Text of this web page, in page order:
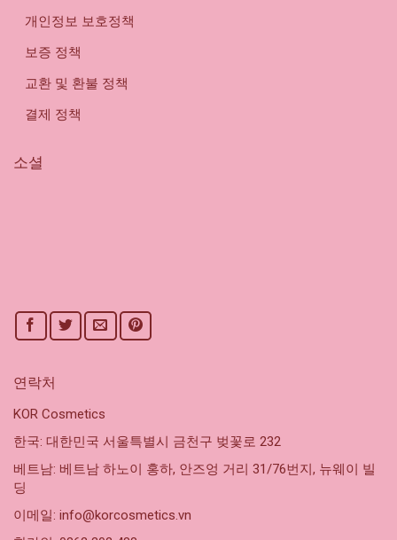
개인정보 보호정책
보증 정책
교환 및 환불 정책
결제 정책
소셜
연락처
KOR Cosmetics
한국: 대한민국 서울특별시 금천구 벚꽃로 232
베트남: 베트남 하노이 홍하, 안즈엉 거리 31/76번지, 뉴웨이 빌
딩
이메일: info@korcosmetics.vn